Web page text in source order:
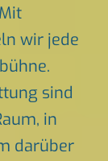
wir jede
sind
in
darüber